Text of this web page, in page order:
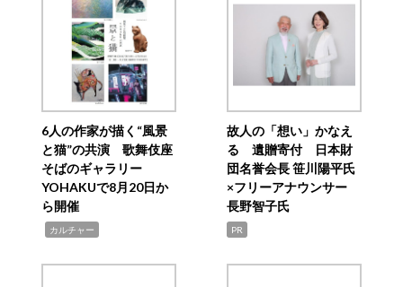
6人の作家が描く“風景
と猫”の共演 歌舞伎座
そばのギャラリー
YOHAKUで8月20日か
ら開催
カルチャー
故人の「想い」かなえ
る 遺贈寄付 日本財
団名誉会長 笹川陽平氏
×フリーアナウンサー
長野智子氏
PR